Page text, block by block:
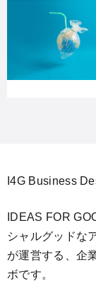
I4G Business
IDEAS FOR
シャルグッドな
が運営する、企
ボです。